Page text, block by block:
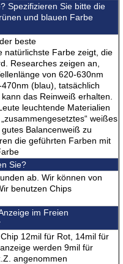
Spezifizieren Sie bitte die
und blauen Farbe
beste
natürlichste Farbe zeigt, die
Researches zeigen an,
von 620-630nm
(blau), tatsächlich
das Reinweiß erhalten.
leuchtende Materialien
weißes
Balancenweiß zu
die geführten Farben mit
Sie?
ab. Wir können von
benutzen Chips
im Freien
12mil für Rot, 14mil für
werden 9mil für
angenommen